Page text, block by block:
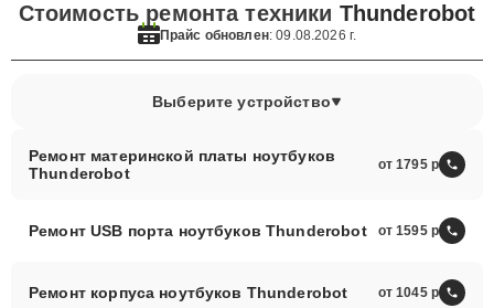
Стоимость ремонта техники Thunderobot
Прайс обновлен: 09.08.2026 г.
Выберите устройство
Ремонт материнской платы ноутбуков
Thunderobot
от 1795
Ремонт USB порта ноутбуков Thunderobot от 1595
Ремонт корпуса ноутбуков Thunderobot от 1045